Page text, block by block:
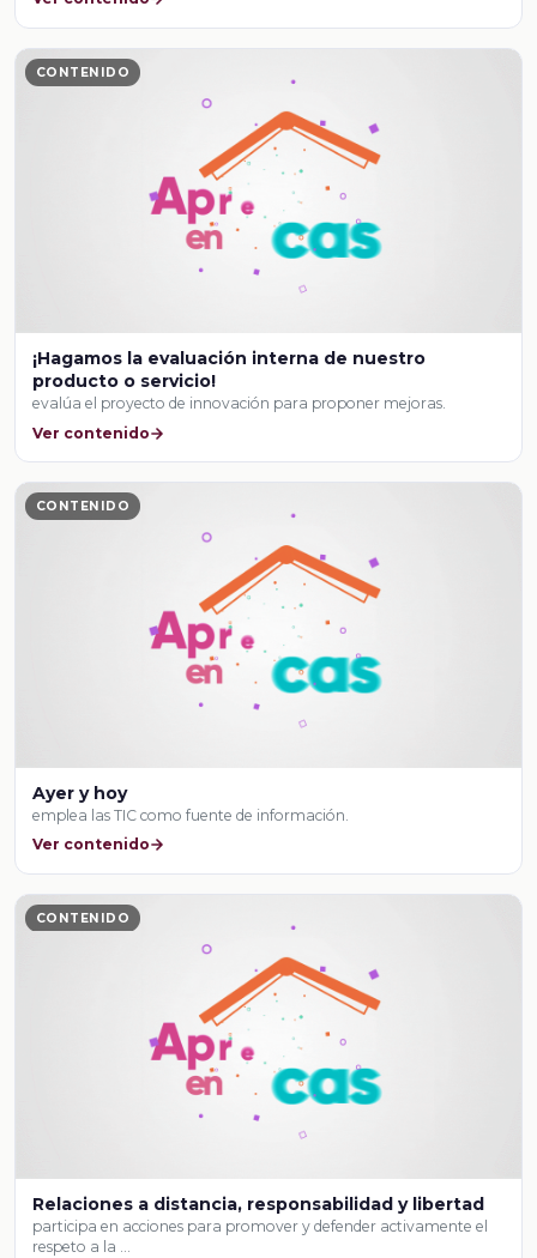
CONTENIDO
¡Hagamos la evaluación interna de nuestro
producto o servicio!
evalúa el proyecto de innovación para proponer mejoras.
Ver contenido
CONTENIDO
Ayer y hoy
emplea las TIC como fuente de información.
Ver contenido
CONTENIDO
Relaciones a distancia, responsabilidad y libertad
participa en acciones para promover y defender activamente el
respeto a la …